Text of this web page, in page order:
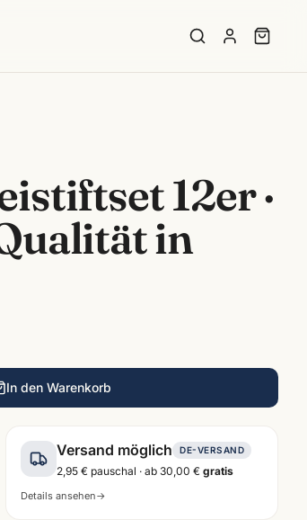
12er ·
in
In den Warenkorb
Versand möglich DE-VERSAND
2,95 € pauschal · ab 30,00 € gratis
Details ansehen→